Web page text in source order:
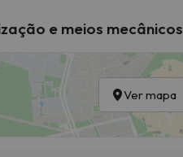
e meios mecânicos
Ver mapa